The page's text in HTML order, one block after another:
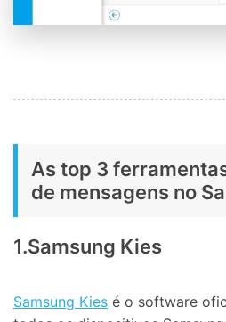
As top 3
de mensagens no
1.Samsung Kies
Samsung Kies é o software